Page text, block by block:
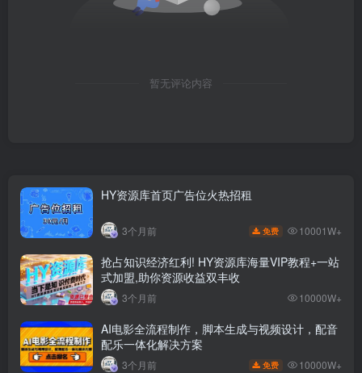
暂无评论内容
HY资源库首页广告位火热招租
3个月前 免费 10001W+
抢占知识经济红利! HY资源库海量VIP教程+一站
式加盟,助你资源收益双丰收
3个月前 10000W+
AI电影全流程制作，脚本生成与视频设计，配音
配乐一体化解决方案
3个月前 免费 10000W+